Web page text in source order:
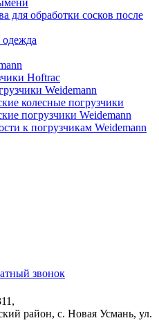
для обработки сосков после
Hoftraс
Weidemann
колесные погрузчики
погрузчики Weidemann
к погрузчикам Weidemann
звонок
район, с. Новая Усмань, ул.